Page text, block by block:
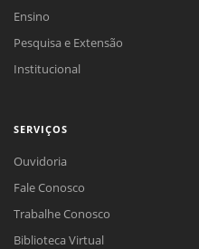
Ensino
Pesquisa e Extensão
Institucional
SERVIÇOS
Ouvidoria
Fale Conosco
Trabalhe Conosco
Biblioteca Virtual